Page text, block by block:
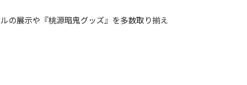
の展示や『桃源暗鬼グッズ』を多数取り揃え